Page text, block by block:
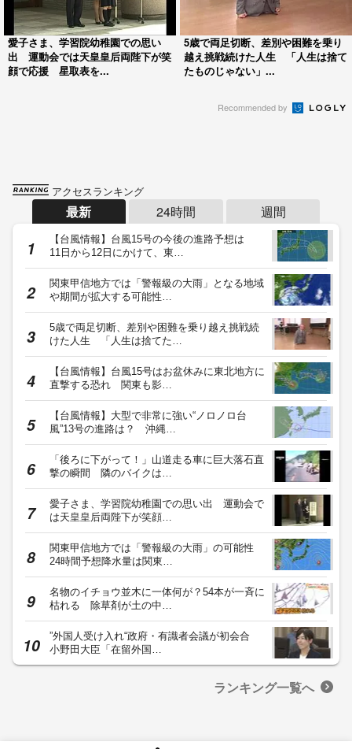
愛子さま、学習院幼稚園での思い
出 運動会では天皇皇后両陛下が笑
顔で応援 星取表を...
5歳で両足切断、差別や困難を乗り
越え挑戦続けた人生 「人生は捨て
たものじゃない」...
Recommended by
アクセスランキング
最新 24時間 週間
【台風情報】台風15号の今後の進路予想は
11日から12日にかけて、東…
関東甲信地方では「警報級の大雨」となる地域
や期間が拡大する可能性…
5歳で両足切断、差別や困難を乗り越え挑戦続
けた人生 「人生は捨てた…
【台風情報】台風15号はお盆休みに東北地方に
直撃する恐れ 関東も影…
【台風情報】大型で非常に強い“ノロノロ台
風”13号の進路は？ 沖縄…
「後ろに下がって！」山道走る車に巨大落石直
撃の瞬間 隣のバイクは…
愛子さま、学習院幼稚園での思い出 運動会で
は天皇皇后両陛下が笑顔…
関東甲信地方では「警報級の大雨」の可能性
24時間予想降水量は関東…
名物のイチョウ並木に一体何が？54本が一斉に
枯れる 除草剤が土の中…
”外国人受け入れ“政府・有識者会議が初会合
小野田大臣「在留外国…
ランキング一覧へ